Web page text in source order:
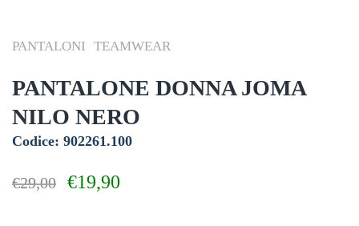
PANTALONI TEAMWEAR
PANTALONE DONNA JOMA
NILO NERO
Codice: 902261.100
€29,00 €19,90